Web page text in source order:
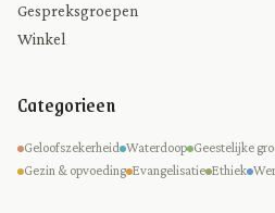
Gespreksgroepen
Winkel
Categorieen
Geloofszekerheid Waterdoop Geestelijke
Gezin & opvoeding Evangelisatie Ethiek